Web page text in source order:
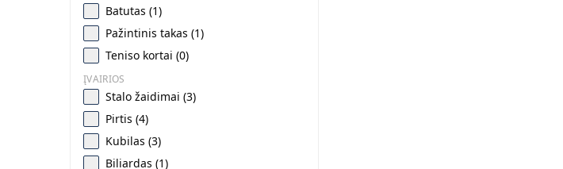
Batutas (1)
Pažintinis takas (1)
Teniso kortai (0)
ĮVAIRIOS
Stalo žaidimai (3)
Pirtis (4)
Kubilas (3)
Biliardas (1)